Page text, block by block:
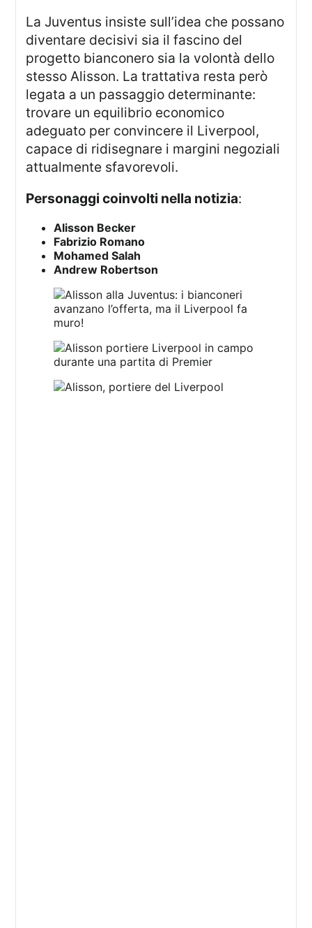
La Juventus insiste sull’idea che possano
diventare decisivi sia il fascino del
progetto bianconero sia la volontà dello
stesso Alisson. La trattativa resta però
legata a un passaggio determinante:
trovare un equilibrio economico
adeguato per convincere il Liverpool,
capace di ridisegnare i margini negoziali
attualmente sfavorevoli.
Personaggi coinvolti nella notizia:
Alisson Becker
Fabrizio Romano
Mohamed Salah
Andrew Robertson